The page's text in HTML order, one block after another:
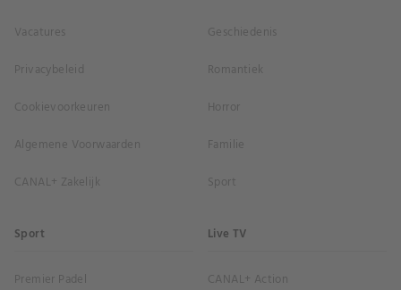
Vacatures
Privacybeleid
Cookievoorkeuren
Algemene Voorwaarden
CANAL+ Zakelijk
Geschiedenis
Romantiek
Horror
Familie
Sport
Sport
Premier Padel
Live TV
CANAL+ Action